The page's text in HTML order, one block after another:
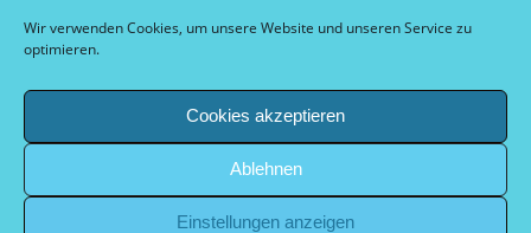
Wir verwenden Cookies, um unsere Website und unseren Service zu
optimieren.
Cookies akzeptieren
Ablehnen
Einstellungen anzeigen
Dokumente Vorstand
Allgemein